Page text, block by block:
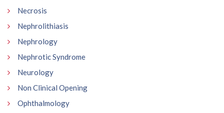
Necrosis
Nephrolithiasis
Nephrology
Nephrotic Syndrome
Neurology
Non Clinical Opening
Ophthalmology